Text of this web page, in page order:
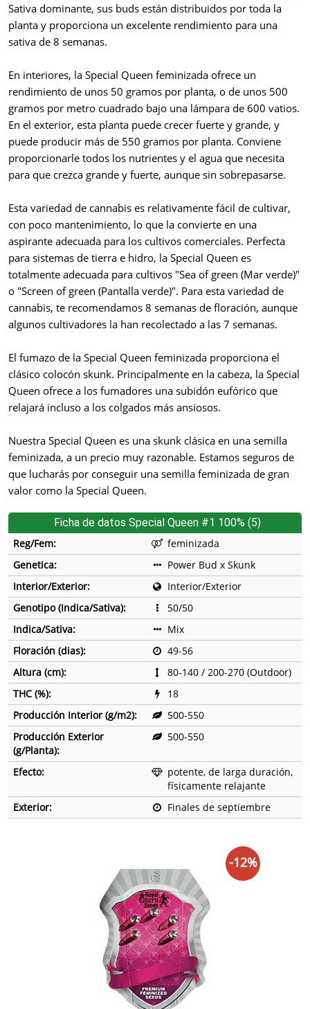
Sativa dominante, sus buds están distribuidos por toda la
planta y proporciona un excelente rendimiento para una
sativa de 8 semanas.
En interiores, la Special Queen feminizada ofrece un
rendimiento de unos 50 gramos por planta, o de unos 500
gramos por metro cuadrado bajo una lámpara de 600 vatios.
En el exterior, esta planta puede crecer fuerte y grande, y
puede producir más de 550 gramos por planta. Conviene
proporcionarle todos los nutrientes y el agua que necesita
para que crezca grande y fuerte, aunque sin sobrepasarse.
Esta variedad de cannabis es relativamente fácil de cultivar,
con poco mantenimiento, lo que la convierte en una
aspirante adecuada para los cultivos comerciales. Perfecta
para sistemas de tierra e hidro, la Special Queen es
totalmente adecuada para cultivos "Sea of green (Mar verde)"
o "Screen of green (Pantalla verde)". Para esta variedad de
cannabis, te recomendamos 8 semanas de floración, aunque
algunos cultivadores la han recolectado a las 7 semanas.
El fumazo de la Special Queen feminizada proporciona el
clásico colocón skunk. Principalmente en la cabeza, la Special
Queen ofrece a los fumadores una subidón eufórico que
relajará incluso a los colgados más ansiosos.
Nuestra Special Queen es una skunk clásica en una semilla
feminizada, a un precio muy razonable. Estamos seguros de
que lucharás por conseguir una semilla feminizada de gran
valor como la Special Queen.
Ficha de datos Special Queen #1 100% (5)
Reg/Fem:
feminizada
Genetica:
Power Bud x Skunk
Interior/Exterior:
Interior/Exterior
Genotipo (Indica/Sativa):
50/50
Indica/Sativa:
Mix
Floración (dias):
49-56
Altura (cm):
80-140 / 200-270 (Outdoor)
THC (%):
18
Producción Interior (g/m2):
500-550
Producción Exterior
(g/Planta):
500-550
Efecto:
potente, de larga duración,
físicamente relajante
Exterior:
Finales de septiembre
-12%